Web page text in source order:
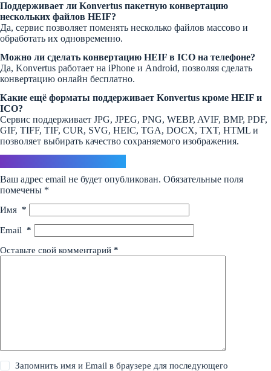
Поддерживает ли Konvertus пакетную конвертацию
нескольких файлов HEIF?
Да, сервис позволяет поменять несколько файлов массово и
обработать их одновременно.
Можно ли сделать конвертацию HEIF в ICO на телефоне?
Да, Konvertus работает на iPhone и Android, позволяя сделать
конвертацию онлайн бесплатно.
Какие ещё форматы поддерживает Konvertus кроме HEIF и
ICO?
Сервис поддерживает JPG, JPEG, PNG, WEBP, AVIF, BMP, PDF,
GIF, TIFF, TIF, CUR, SVG, HEIC, TGA, DOCX, TXT, HTML и
позволяет выбирать качество сохраняемого изображения.
Ваш адрес email не будет опубликован. Обязательные поля
помечены *
Имя *
Email *
Оставьте свой комментарий *
Запомнить имя и Email в браузере для последующего